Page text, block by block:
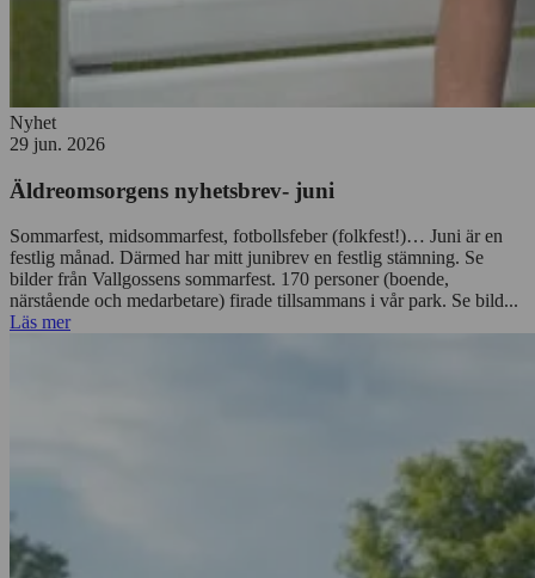
Nyhet
29 jun. 2026
Äldreomsorgens nyhetsbrev- juni
Sommarfest, midsommarfest, fotbollsfeber (folkfest!)… Juni är en
festlig månad. Därmed har mitt junibrev en festlig stämning. Se
bilder från Vallgossens sommarfest. 170 personer (boende,
närstående och medarbetare) firade tillsammans i vår park. Se bild...
Läs mer